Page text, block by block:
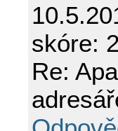
skóre:
Re: